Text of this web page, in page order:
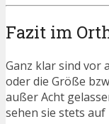
Fazit im
Ganz klar sind vor
oder die Größe
außer Acht
sehen sie stets auf